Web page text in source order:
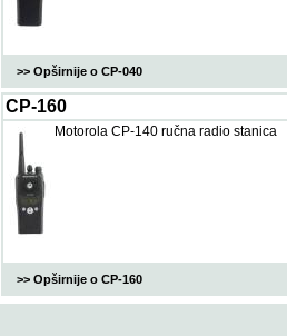
>> Opširnije o CP-040
CP-160
Motorola CP-140 ručna radio stanica
>> Opširnije o CP-160